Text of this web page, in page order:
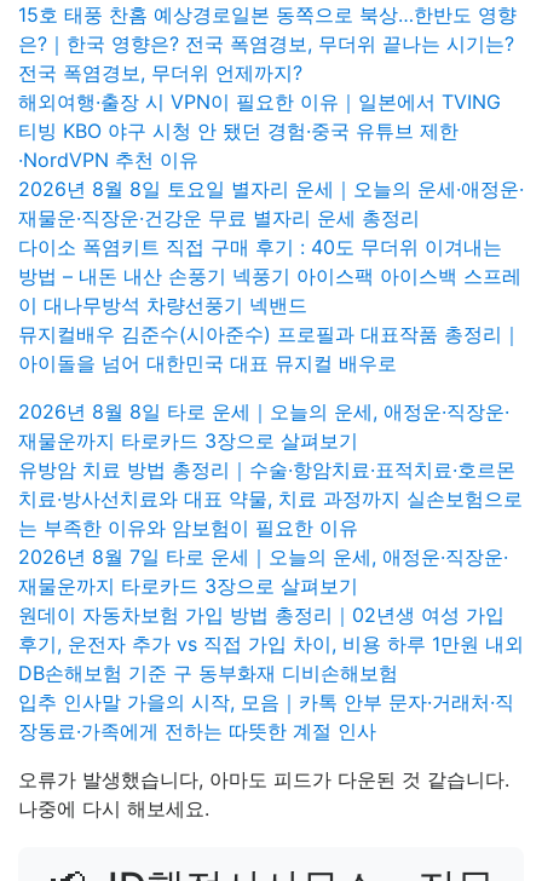
15호 태풍 찬홈 예상경로일본 동쪽으로 북상…한반도 영향
은?｜한국 영향은? 전국 폭염경보, 무더위 끝나는 시기는?
전국 폭염경보, 무더위 언제까지?
해외여행·출장 시 VPN이 필요한 이유｜일본에서 TVING
티빙 KBO 야구 시청 안 됐던 경험·중국 유튜브 제한
·NordVPN 추천 이유
2026년 8월 8일 토요일 별자리 운세｜오늘의 운세·애정운·
재물운·직장운·건강운 무료 별자리 운세 총정리
다이소 폭염키트 직접 구매 후기 : 40도 무더위 이겨내는
방법 – 내돈 내산 손풍기 넥풍기 아이스팩 아이스백 스프레
이 대나무방석 차량선풍기 넥밴드
뮤지컬배우 김준수(시아준수) 프로필과 대표작품 총정리｜
아이돌을 넘어 대한민국 대표 뮤지컬 배우로
2026년 8월 8일 타로 운세｜오늘의 운세, 애정운·직장운·
재물운까지 타로카드 3장으로 살펴보기
유방암 치료 방법 총정리｜수술·항암치료·표적치료·호르몬
치료·방사선치료와 대표 약물, 치료 과정까지 실손보험으로
는 부족한 이유와 암보험이 필요한 이유
2026년 8월 7일 타로 운세｜오늘의 운세, 애정운·직장운·
재물운까지 타로카드 3장으로 살펴보기
원데이 자동차보험 가입 방법 총정리｜02년생 여성 가입
후기, 운전자 추가 vs 직접 가입 차이, 비용 하루 1만원 내외
DB손해보험 기준 구 동부화재 디비손해보험
입추 인사말 가을의 시작, 모음｜카톡 안부 문자·거래처·직
장동료·가족에게 전하는 따뜻한 계절 인사
오류가 발생했습니다, 아마도 피드가 다운된 것 같습니다.
나중에 다시 해보세요.